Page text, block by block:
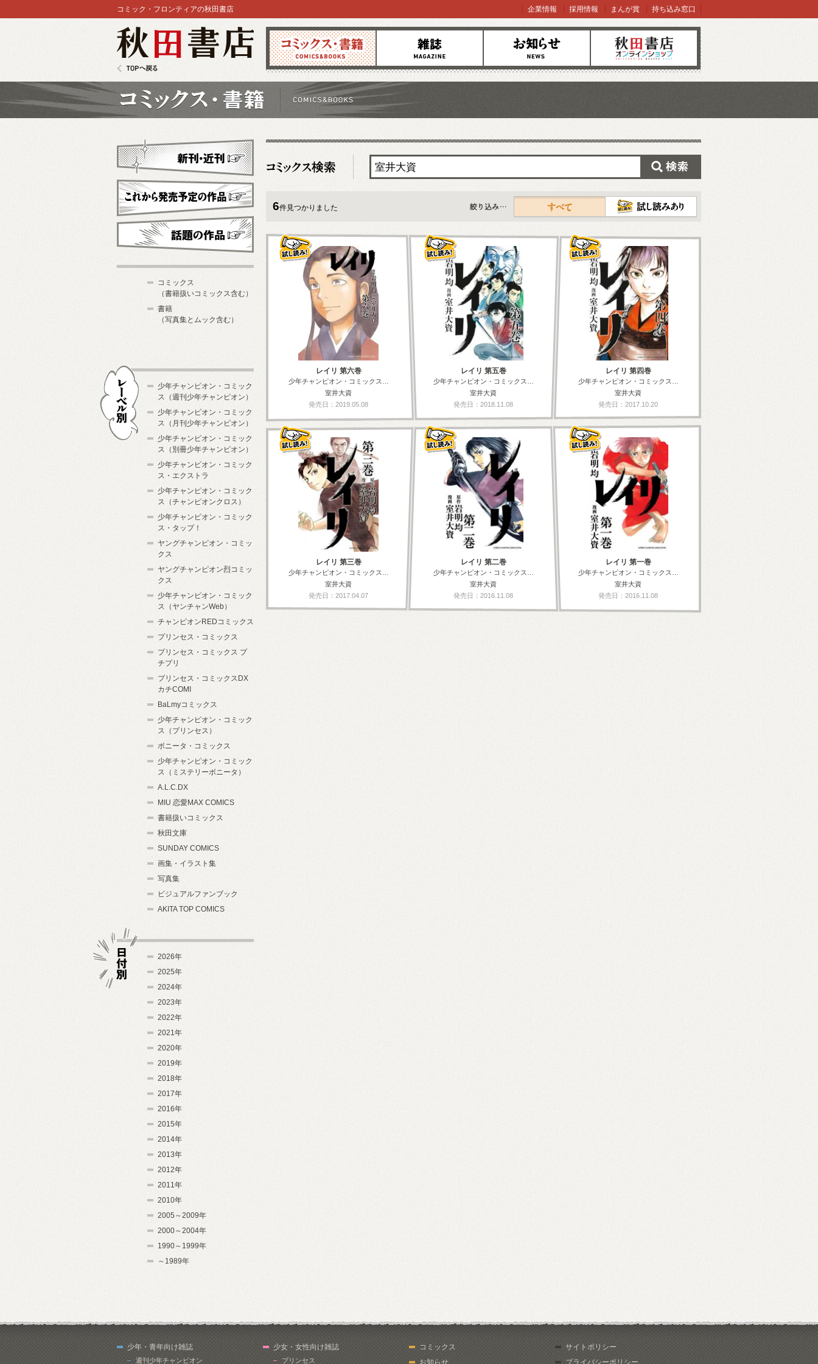
コミックス 雑誌 お知らせ オンラインショップ
コミック・フロンティアの秋田書店 企業情報 採用情報 まんが賞 持ち込み窓口
6件見つかりました
すべて
レイリ 第六巻
少年チャンピオン・コミックス…
室井大資
発売日：2019.05.08
レイリ 第五巻
少年チャンピオン・コミックス…
室井大資
発売日：2018.11.08
レイリ 第四巻
少年チャンピオン・コミックス…
室井大資
発売日：2017.10.20
レイリ 第三巻
少年チャンピオン・コミックス…
室井大資
発売日：2017.04.07
レイリ 第二巻
少年チャンピオン・コミックス…
室井大資
発売日：2016.11.08
レイリ 第一巻
少年チャンピオン・コミックス…
室井大資
発売日：2016.11.08
新刊・近刊
これから発売予定
コミックス
（書籍扱いコミックス含む）
書籍
（写真集とムック含む）
少年チャンピオン・コミック
ス（週刊少年チャンピオン）
少年チャンピオン・コミック
ス（月刊少年チャンピオン）
少年チャンピオン・コミック
ス（別冊少年チャンピオン）
少年チャンピオン・コミック
ス・エクストラ
少年チャンピオン・コミック
ス（チャンピオンクロス）
少年チャンピオン・コミック
ス・タップ！
ヤングチャンピオン・コミッ
クス
ヤングチャンピオン烈コミッ
クス
少年チャンピオン・コミック
ス（ヤンチャンWeb）
チャンピオンREDコミックス
プリンセス・コミックス
プリンセス・コミックス プ
チプリ
プリンセス・コミックスDX
カチCOMI
BaLmyコミックス
少年チャンピオン・コミック
ス（プリンセス）
ボニータ・コミックス
少年チャンピオン・コミック
ス（ミステリーボニータ）
A.L.C.DX
MIU 恋愛MAX COMICS
書籍扱いコミックス
秋田文庫
SUNDAY COMICS
画集・イラスト集
写真集
ビジュアルファンブック
AKITA TOP COMICS
2026年
2025年
2024年
2023年
2022年
2021年
2020年
2019年
2018年
2017年
2016年
2015年
2014年
2013年
2012年
2011年
2010年
2005～2009年
2000～2004年
1990～1999年
～1989年
少年・青年向け雑誌
週刊少年チャンピオン
少女・女性向け雑誌
プリンセス
コミックス
お知らせ
サイトポリシー
プライバシーポリシー